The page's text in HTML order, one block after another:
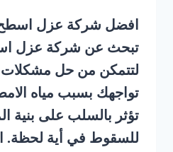
افضل شركة عزل
تبحث عن شركة عزل
لتتمكن من حل مشكلات
تواجهك بسبب مياه
تؤثر بالسلب على بنية
للسقوط في أية لحظة.